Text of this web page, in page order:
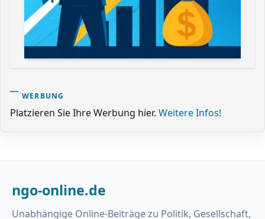
WERBUNG
Platzieren Sie Ihre Werbung hier. Weitere Infos!
ngo-online.de
Unabhängige Online-Beiträge zu Politik, Gesellschaft,